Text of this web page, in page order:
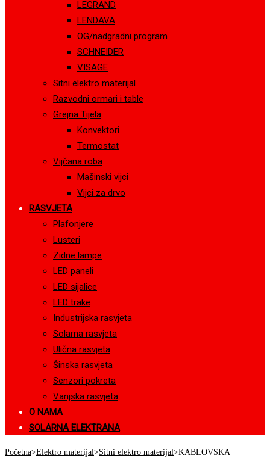
LEGRAND
LENDAVA
OG/nadgradni program
SCHNEIDER
VISAGE
Sitni elektro materijal
Razvodni ormari i table
Grejna Tijela
Konvektori
Termostat
Vijčana roba
Mašinski vijci
Vijci za drvo
RASVJETA
Plafonjere
Lusteri
Zidne lampe
LED paneli
LED sijalice
LED trake
Industrijska rasvjeta
Solarna rasvjeta
Ulična rasvjeta
Šinska rasvjeta
Senzori pokreta
Vanjska rasvjeta
O NAMA
SOLARNA ELEKTRANA
Početna>Elektro materijal>Sitni elektro materijal>KABLOVSKA